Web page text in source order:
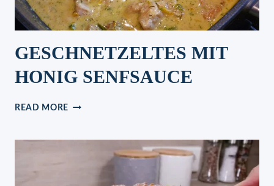
GESCHNETZELTES MIT
HONIG SENFSAUCE
READ MORE GESCHNETZELTES